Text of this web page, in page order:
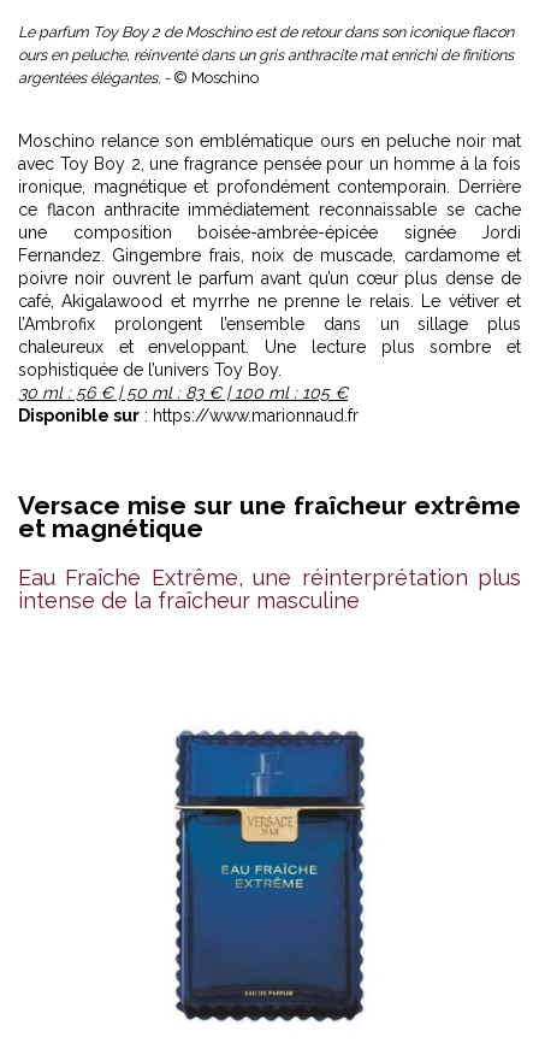
Le parfum Toy Boy 2 de Moschino est de retour dans son iconique flacon
ours en peluche, réinventé dans un gris anthracite mat enrichi de finitions
argentées élégantes. - © Moschino
Moschino relance son emblématique ours en peluche noir mat
avec Toy Boy 2, une fragrance pensée pour un homme à la fois
ironique, magnétique et profondément contemporain. Derrière
ce flacon anthracite immédiatement reconnaissable se cache
une composition boisée-ambrée-épicée signée Jordi
Fernandez. Gingembre frais, noix de muscade, cardamome et
poivre noir ouvrent le parfum avant qu’un cœur plus dense de
café, Akigalawood et myrrhe ne prenne le relais. Le vétiver et
l’Ambrofix prolongent l’ensemble dans un sillage plus
chaleureux et enveloppant. Une lecture plus sombre et
sophistiquée de l’univers Toy Boy.
30 ml : 56 € | 50 ml : 83 € | 100 ml : 105 €
Disponible sur : https://www.marionnaud.fr
Versace mise sur une fraîcheur extrême
et magnétique
Eau Fraîche Extrême, une réinterprétation plus
intense de la fraîcheur masculine